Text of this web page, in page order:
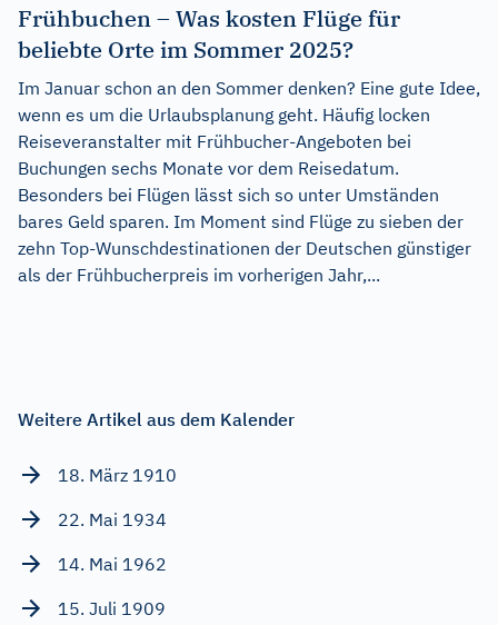
Frühbuchen – Was kosten Flüge für
beliebte Orte im Sommer 2025?
Im Januar schon an den Sommer denken? Eine gute Idee,
wenn es um die Urlaubsplanung geht. Häufig locken
Reiseveranstalter mit Frühbucher-Angeboten bei
Buchungen sechs Monate vor dem Reisedatum.
Besonders bei Flügen lässt sich so unter Umständen
bares Geld sparen. Im Moment sind Flüge zu sieben der
zehn Top-Wunschdestinationen der Deutschen günstiger
als der Frühbucherpreis im vorherigen Jahr,...
Weitere Artikel aus dem Kalender
18. März 1910
22. Mai 1934
14. Mai 1962
15. Juli 1909